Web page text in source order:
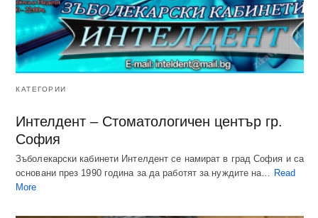
КАТЕГОРИИ
Интелдент – Стоматологичен център гр.
София
Зъболекарски кабинети Интелдент се намират в град София и са
основани през 1990 година за да работят за нуждите на… Read
More